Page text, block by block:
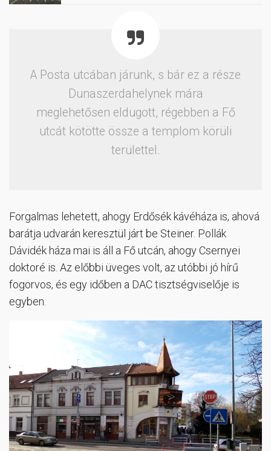
A Posta utcában járunk, s bár ez a része
Dunaszerdahelynek mára
meglehetősen eldugott, régebben a Fő
utcát kötötte össze a templom körüli
területtel.
Forgalmas lehetett, ahogy Erdősék kávéháza is, ahová
barátja udvarán keresztül járt be Steiner. Pollák
Dávidék háza mai is áll a Fő utcán, ahogy Csernyei
doktoré is. Az előbbi üveges volt, az utóbbi jó hírű
fogorvos, és egy időben a DAC tisztségviselője is
egyben.